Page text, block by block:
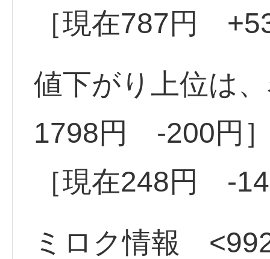
［現在787円
値下がり上位は
1798円 -200円
［現在248円 -
ミロク情報